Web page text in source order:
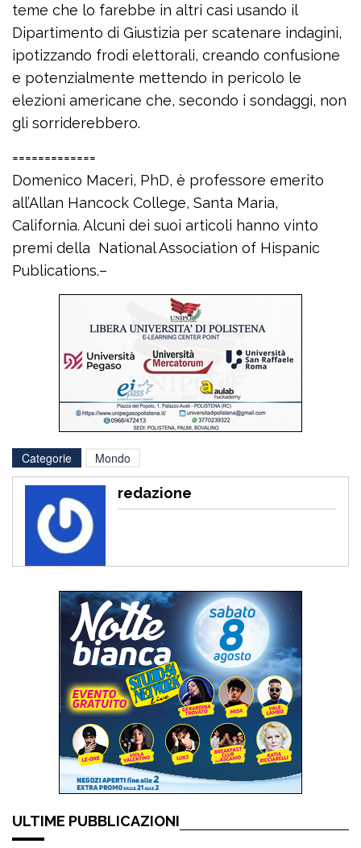
teme che lo farebbe in altri casi usando il
Dipartimento di Giustizia per scatenare indagini,
ipotizzando frodi elettorali, creando confusione
e potenzialmente mettendo in pericolo le
elezioni americane che, secondo i sondaggi, non
gli sorriderebbero.
=============
Domenico Maceri, PhD, è professore emerito
all’Allan Hancock College, Santa Maria,
California. Alcuni dei suoi articoli hanno vinto
premi della National Association of Hispanic
Publications.–
Categorie Mondo
redazione
ULTIME PUBBLICAZIONI